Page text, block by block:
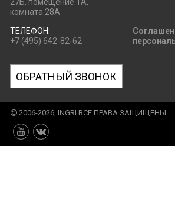
комната 28А
ТЕЛЕФОН:
+7 (495) 642-82-62
ОБРАТНЫЙ ЗВОНОК
2006-2026, INGRI ВСЕ ПРАВА ЗАЩИЩЕНЫ